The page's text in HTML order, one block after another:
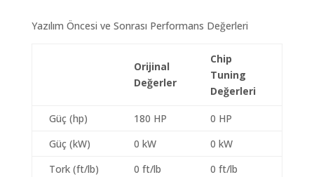
Yazılım Öncesi ve Sonrası Performans Değerleri
Orijinal
Değerler
Chip
Tuning
Değerleri
Güç (hp) 180 HP
0 HP
Güç (kW)
0 kW
0 kW
Tork (ft/lb)
0 ft/lb
0 ft/lb